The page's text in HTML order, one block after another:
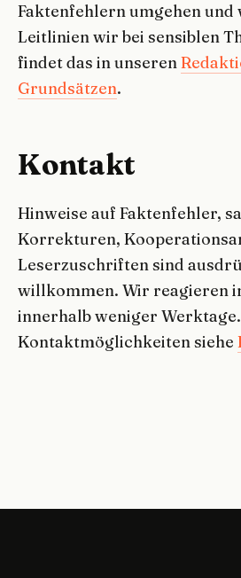
Faktenfehlern umgehen und
Leitlinien wir bei sensiblen
findet das in unseren
Grundsätzen.
Kontakt
Hinweise auf Faktenfehler,
Korrekturen,
Leserzuschriften sind
willkommen. Wir reagieren
innerhalb weniger Werktage.
Kontaktmöglichkeiten siehe